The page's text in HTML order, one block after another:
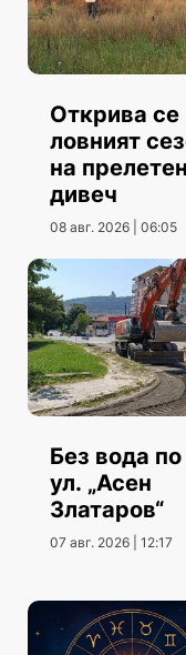
Открива се
ловният
на прелетен
дивеч
08 авг. 2026 | 06:05
Без вода по
ул. „Асен
Златаров“
07 авг. 2026 | 12:17